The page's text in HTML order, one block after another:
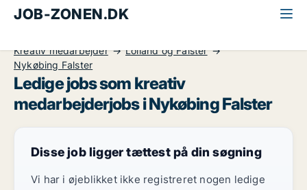
JOB-ZONEN.DK
Kreativ medarbejder
Lolland og Falster
Nykøbing Falster
Ledige jobs som kreativ
medarbejderjobs i Nykøbing Falster
Disse job ligger tættest på din søgning
Vi har i øjeblikket ikke registreret nogen ledige